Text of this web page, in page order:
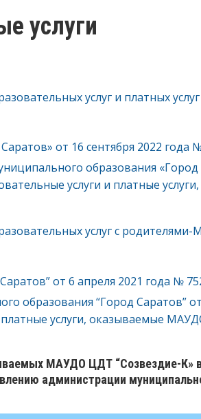
услуги
услуг и платных
от 16 сентября 2022 года
образования «Город
услуги и платные
услуг с
от 6 апреля 2021 года №
образования “Город Саратов”
услуги, оказываемые
МАУДО ЦДТ “Созвездие-К»
администрации